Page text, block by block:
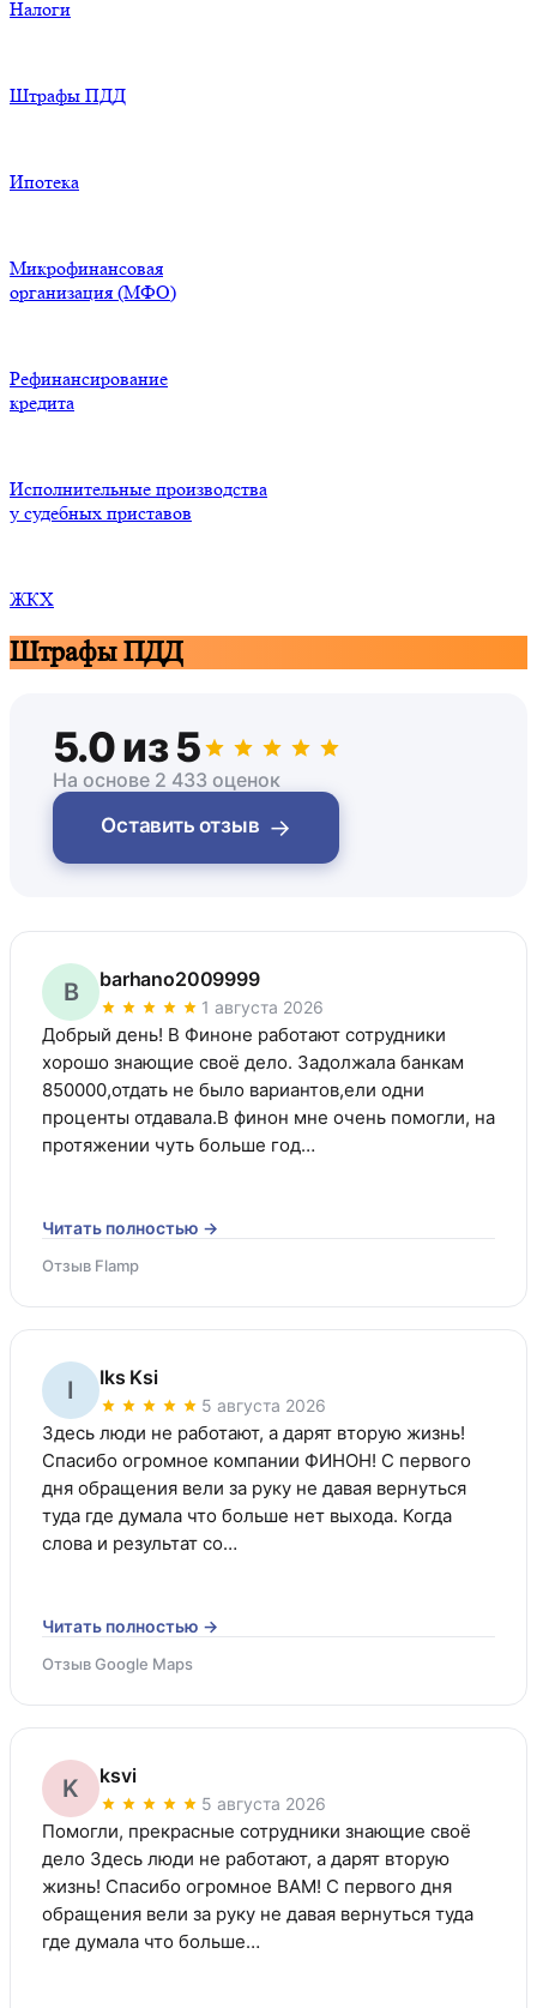
Налоги
Штрафы ПДД
Ипотека
Микрофинансовая
организация (МФО)
Рефинансирование
кредита
Исполнительные производства
у судебных приставов
ЖКХ
Штрафы ПДД
5.0 из 5
На основе 2 433 оценок
Оставить отзыв →
B barhano2009999
1 августа 2026
Добрый день! В Финоне работают сотрудники
хорошо знающие своё дело. Задолжала банкам
850000,отдать не было вариантов,ели одни
проценты отдавала.В финон мне очень помогли, на
протяжении чуть больше год…
Читать полностью →
Отзыв Flamp
I Iks Ksi
5 августа 2026
Здесь люди не работают, а дарят вторую жизнь!
Спасибо огромное компании ФИНОН! С первого
дня обращения вели за руку не давая вернуться
туда где думала что больше нет выхода. Когда
слова и результат со…
Читать полностью →
Отзыв Google Maps
K ksvi
5 августа 2026
Помогли, прекрасные сотрудники знающие своё
дело Здесь люди не работают, а дарят вторую
жизнь! Спасибо огромное ВАМ! С первого дня
обращения вели за руку не давая вернуться туда
где думала что больше…